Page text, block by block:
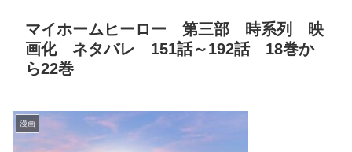
マイホームヒーロー 第三部 時系列 映
画化 ネタバレ 151話～192話 18巻か
ら22巻
漫画